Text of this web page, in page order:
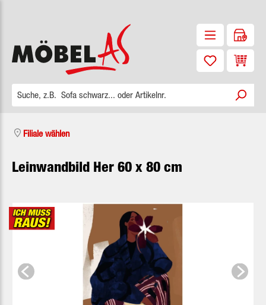
Filiale wählen
Leinwandbild Her 60 x 80 cm
Bildergalerie überspringen